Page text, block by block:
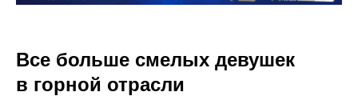
Все больше смелых девушек
в горной отрасли